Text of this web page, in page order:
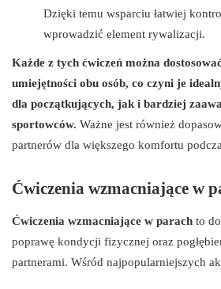
Dzięki temu wsparciu łatwiej
wprowadzić element rywalizacji.
Każde z tych ćwiczeń można
umiejętności obu osób, co czyni je
dla początkujących, jak i bardziej
sportowców. Ważne jest również
partnerów dla większego komfortu
Ćwiczenia wzmacniające w
Ćwiczenia wzmacniające w parach to
poprawę kondycji fizycznej oraz
partnerami. Wśród najpopularniejszych